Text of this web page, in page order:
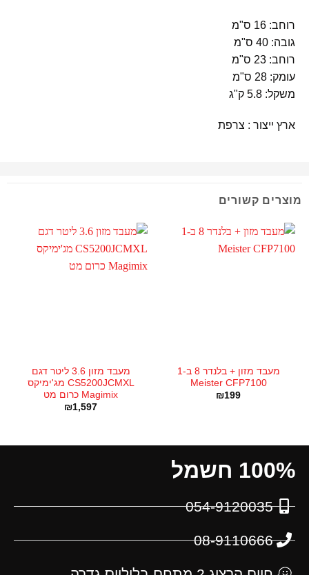
רוחב: 16 ס"מ
גובה: 40 ס"מ
רוחב: 23 ס"מ
עומק: 28 ס"מ
משקל: 5.8 ק"ג
ארץ ייצור : צרפת
מוצרים קשורים
מעבד מזון + בלנדר 8 ב-1
Meister CFP7100
₪199
מעבד מזון 3.6 ליטר דגם
CS5200JCMXL מג'ימיקס
Magimix כרום מט
₪1,597
100% חשמל
054-9120035
08-9110666